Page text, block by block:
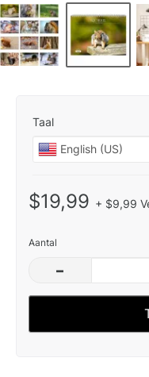
Taal
$19,99 + $9,99
Aantal
–